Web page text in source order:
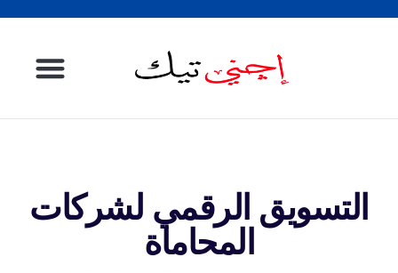
التسويق الرقمي لشركات
المحاماة